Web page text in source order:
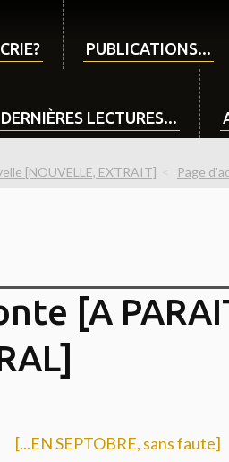
PUBLICATIONS...
DERNIÈRES LECTURES...
[NOUVELLE, EXTRAIT] Page
[A
[...EN SEPTOBRE, sans faute]